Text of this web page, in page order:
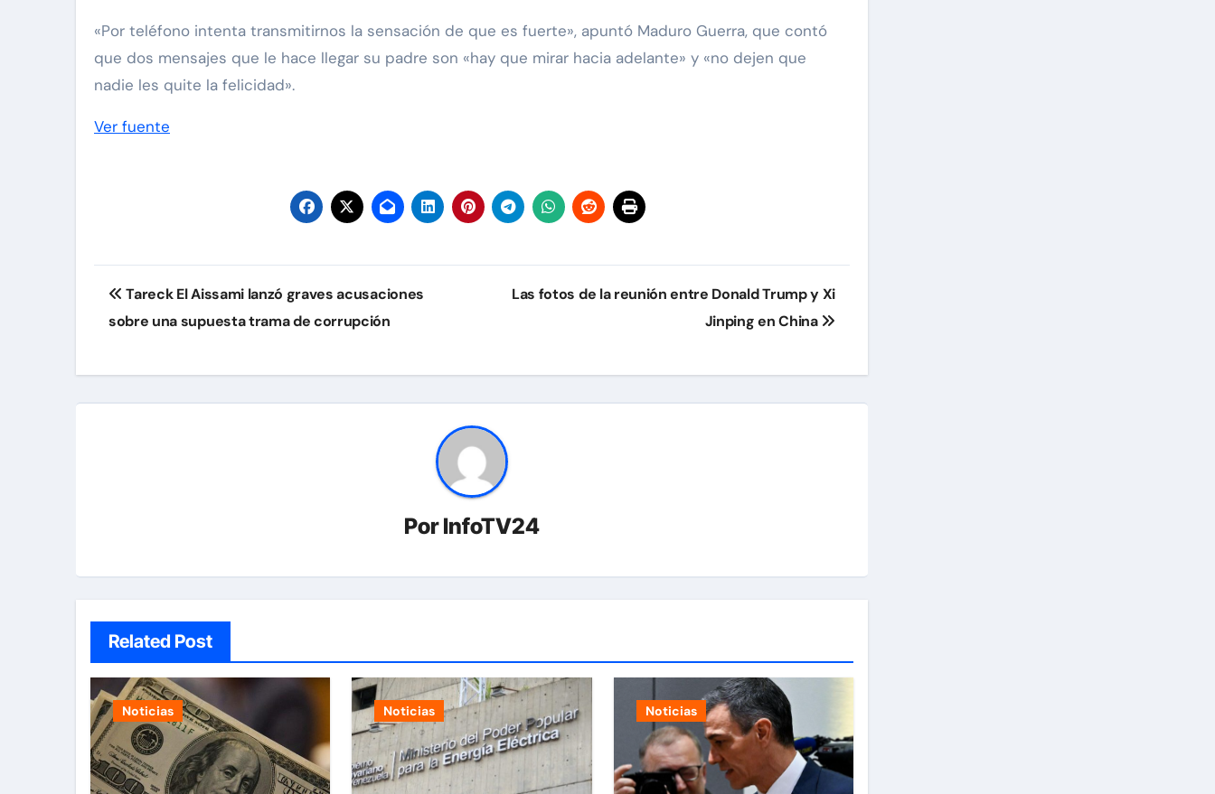
«Por teléfono intenta transmitirnos la sensación de que es fuerte», apuntó Maduro Guerra, que contó
que dos mensajes que le hace llegar su padre son «hay que mirar hacia adelante» y «no dejen que
nadie les quite la felicidad».
Ver fuente
Navegación
de
Tareck El Aissami lanzó graves acusaciones
sobre una supuesta trama de corrupción
Las fotos de la reunión entre Donald Trump y Xi
Jinping en China
PorInfoTV24
Related Post
Noticias Noticias Noticias